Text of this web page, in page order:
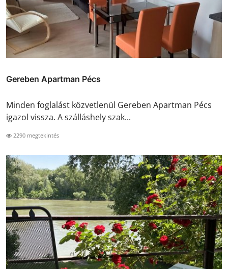
Gereben Apartman Pécs
Minden foglalást közvetlenül Gereben Apartman Pécs
igazol vissza. A szálláshely szak...
2290 megtekintés